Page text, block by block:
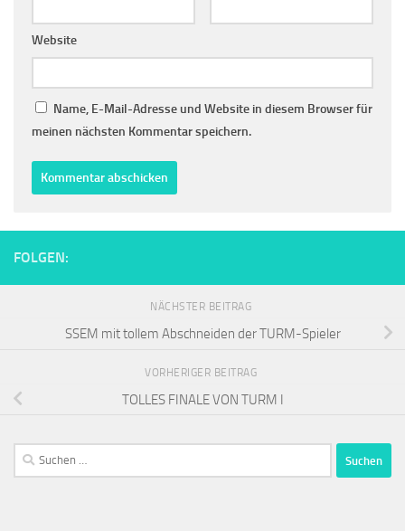
Website
Name, E-Mail-Adresse und Website in diesem Browser für
meinen nächsten Kommentar speichern.
FOLGEN:
NÄCHSTER BEITRAG
SSEM mit tollem Abschneiden der TURM-Spieler
VORHERIGER BEITRAG
TOLLES FINALE VON TURM I
Suchen
nach: